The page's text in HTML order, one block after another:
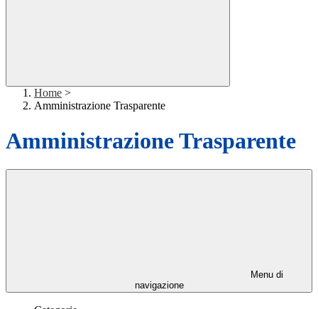
Home >
Amministrazione Trasparente
Amministrazione Trasparente
Menu di
navigazione